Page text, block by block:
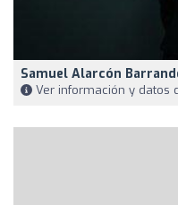
Samuel Alarcón
Ver información y datos